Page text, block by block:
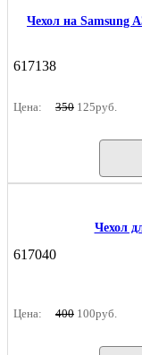
Чехол на Samsung
617138
Цена: 350 125руб.
Чехол
617040
Цена: 400 100руб.